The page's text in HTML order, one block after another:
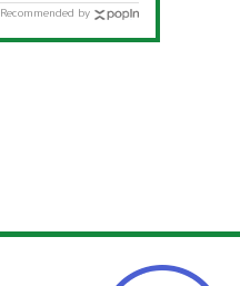
Recommended by